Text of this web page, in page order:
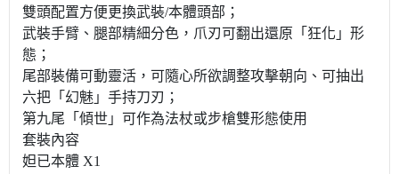
雙頭配置方便更換武裝/本體頭部；
武裝手臂、腿部精細分色，爪刃可翻出還原「狂化」形
態；
尾部裝備可動靈活，可隨心所欲調整攻擊朝向、可抽出
六把「幻魅」手持刀刃；
第九尾「傾世」可作為法杖或步槍雙形態使用
套裝內容
妲已本體 X1